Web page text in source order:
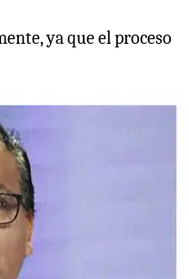
ya que el proceso